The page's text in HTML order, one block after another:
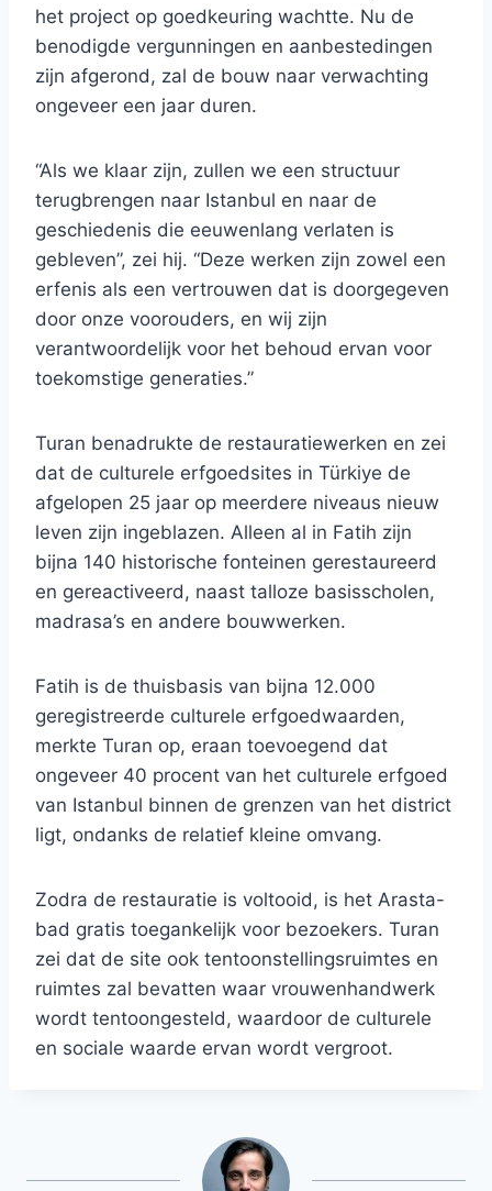
het project op goedkeuring wachtte. Nu de
benodigde vergunningen en aanbestedingen
zijn afgerond, zal de bouw naar verwachting
ongeveer een jaar duren.
“Als we klaar zijn, zullen we een structuur
terugbrengen naar Istanbul en naar de
geschiedenis die eeuwenlang verlaten is
gebleven”, zei hij. “Deze werken zijn zowel een
erfenis als een vertrouwen dat is doorgegeven
door onze voorouders, en wij zijn
verantwoordelijk voor het behoud ervan voor
toekomstige generaties.”
Turan benadrukte de restauratiewerken en zei
dat de culturele erfgoedsites in Türkiye de
afgelopen 25 jaar op meerdere niveaus nieuw
leven zijn ingeblazen. Alleen al in Fatih zijn
bijna 140 historische fonteinen gerestaureerd
en gereactiveerd, naast talloze basisscholen,
madrasa’s en andere bouwwerken.
Fatih is de thuisbasis van bijna 12.000
geregistreerde culturele erfgoedwaarden,
merkte Turan op, eraan toevoegend dat
ongeveer 40 procent van het culturele erfgoed
van Istanbul binnen de grenzen van het district
ligt, ondanks de relatief kleine omvang.
Zodra de restauratie is voltooid, is het Arasta-
bad gratis toegankelijk voor bezoekers. Turan
zei dat de site ook tentoonstellingsruimtes en
ruimtes zal bevatten waar vrouwenhandwerk
wordt tentoongesteld, waardoor de culturele
en sociale waarde ervan wordt vergroot.